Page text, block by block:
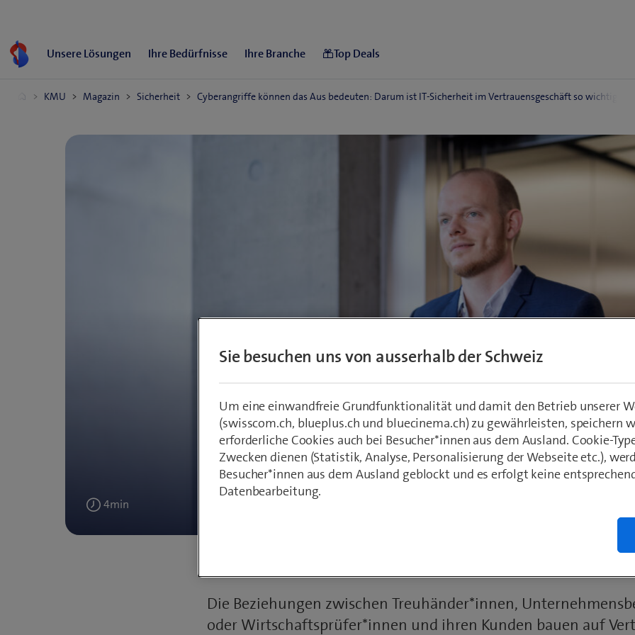
4min
Cyberangriffe können das
bedeuten: Darum ist IT-
Vertrauensgeschäft so
Die Beziehungen zwischen Treuhänder*innen,
oder Wirtschaftsprüfer*innen und ihren Kunden bauen auf
Sie besuchen uns von ausserhalb der Schweiz
Um eine einwandfreie Grundfunktionalität und damit den Betrieb unserer
(swisscom.ch, blueplus.ch und bluecinema.ch) zu gewährleisten, speichern
erforderliche Cookies auch bei Besucher*innen aus dem Ausland. Cookie-
Zwecken dienen (Statistik, Analyse, Personalisierung der Webseite etc.),
Besucher*innen aus dem Ausland geblockt und es erfolgt keine
Datenbearbeitung.